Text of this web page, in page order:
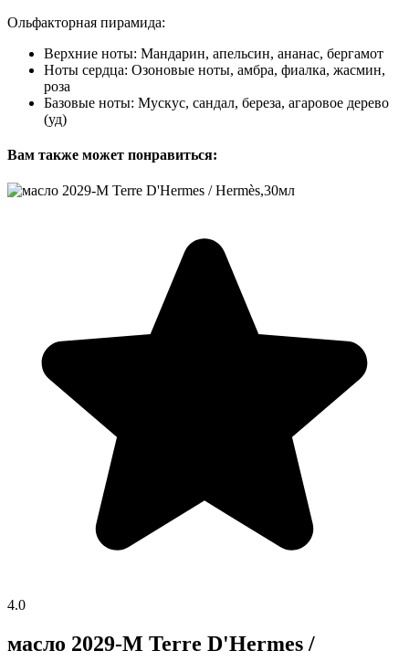
Ольфакторная пирамида:
Верхние ноты: Мандарин, апельсин, ананас, бергамот
Ноты сердца: Озоновые ноты, амбра, фиалка, жасмин,
роза
Базовые ноты: Мускус, сандал, береза, агаровое дерево
(уд)
Вам также может понравиться:
4.0
масло 2029-M Terre D'Hermes /